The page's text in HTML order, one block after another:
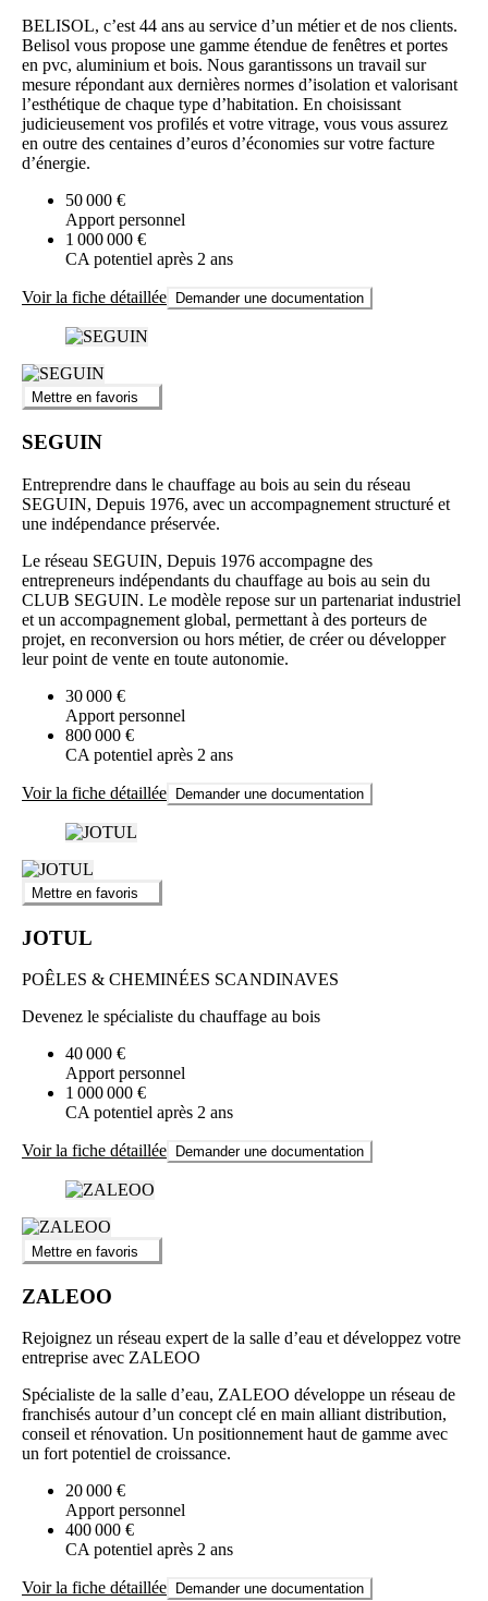
BELISOL, c’est 44 ans au service d’un métier et de nos clients.
Belisol vous propose une gamme étendue de fenêtres et portes
en pvc, aluminium et bois. Nous garantissons un travail sur
mesure répondant aux dernières normes d’isolation et valorisant
l’esthétique de chaque type d’habitation. En choisissant
judicieusement vos profilés et votre vitrage, vous vous assurez
en outre des centaines d’euros d’économies sur votre facture
d’énergie.
50 000 €
Apport personnel
1 000 000 €
CA potentiel après 2 ans
Voir la fiche détaillée Demander une documentation
Mettre en favoris
SEGUIN
Entreprendre dans le chauffage au bois au sein du réseau
SEGUIN, Depuis 1976, avec un accompagnement structuré et
une indépendance préservée.
Le réseau SEGUIN, Depuis 1976 accompagne des
entrepreneurs indépendants du chauffage au bois au sein du
CLUB SEGUIN. Le modèle repose sur un partenariat industriel
et un accompagnement global, permettant à des porteurs de
projet, en reconversion ou hors métier, de créer ou développer
leur point de vente en toute autonomie.
30 000 €
Apport personnel
800 000 €
CA potentiel après 2 ans
Voir la fiche détaillée Demander une documentation
Mettre en favoris
JOTUL
POÊLES & CHEMINÉES SCANDINAVES
Devenez le spécialiste du chauffage au bois
40 000 €
Apport personnel
1 000 000 €
CA potentiel après 2 ans
Voir la fiche détaillée Demander une documentation
Mettre en favoris
ZALEOO
Rejoignez un réseau expert de la salle d’eau et développez votre
entreprise avec ZALEOO
Spécialiste de la salle d’eau, ZALEOO développe un réseau de
franchisés autour d’un concept clé en main alliant distribution,
conseil et rénovation. Un positionnement haut de gamme avec
un fort potentiel de croissance.
20 000 €
Apport personnel
400 000 €
CA potentiel après 2 ans
Voir la fiche détaillée Demander une documentation